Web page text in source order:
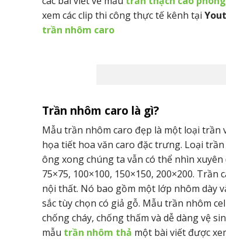
xem các clip thi công thực tế kênh tại
trần nhôm caro
Trần nhôm caro là gì?
Mẫu trần nhôm caro đẹp là một loại trần
họa tiết hoa văn caro đặc trưng. Loại
ông xong chúng ta vẫn có thể nhìn
75×75, 100×100, 150×150, 200×200.
nội thất. Nó bao gồm một lớp nhôm dày
sắc tùy chọn có giả gỗ. Mẫu trần nhôm
chống cháy, chống thấm và dễ dàng vệ
mẫu trần nhôm thả một bài viết được